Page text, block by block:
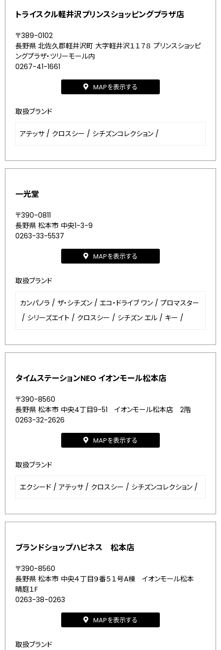
トライスクル軽井沢プリンスショッピングプラザ店
〒389-0102
長野県 北佐久郡軽井沢町 大字軽井沢１１７８ プリンスショッピ
ングプラザ・ツリーモール内
0267-41-1661
MAPを表示する
取扱ブランド
アテッサ / クロスシー / シチズンコレクション /
一光堂
〒390-0811
長野県 松本市 中央1-3-9
0263-33-5537
MAPを表示する
取扱ブランド
カンパノラ / ザ・シチズン / エコ・ドライブ ワン / プロマスター
/ シリーズエイト / クロスシー / シチズン エル / キー /
タイムステーションNEO イオンモール松本店
〒390-8560
長野県 松本市 中央4丁目9-51 イオンモール松本店 2階
0263-32-2626
MAPを表示する
取扱ブランド
エクシード / アテッサ / クロスシー / シチズンコレクション /
ブランドショップハピネス 松本店
〒390-8560
長野県 松本市 中央４丁目９番５１号A棟 イオンモール松本
晴庭１F
0263-38-0263
MAPを表示する
取扱ブランド